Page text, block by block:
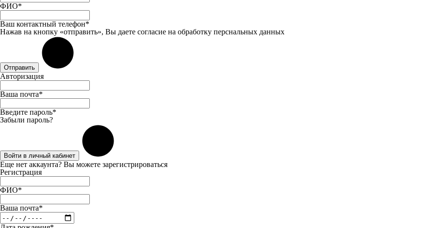
ФИО*
Ваш контактный телефон*
Нажав на кнопку «отправить», Вы даете согласие на обработку перснальных данных
Отправить
Авторизация
Ваша почта*
Введите пароль*
Забыли пароль?
Войти в личный кабинет
Еще нет аккаунта? Вы можете зарегистрироваться
Регистрация
ФИО*
Ваша почта*